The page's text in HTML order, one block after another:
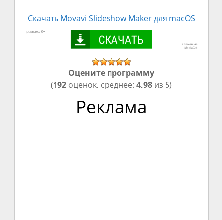
Скачать Movavi Slideshow Makerдля macOS
Оцените программу
(192 оценок, среднее:4,98 из 5)
Реклама